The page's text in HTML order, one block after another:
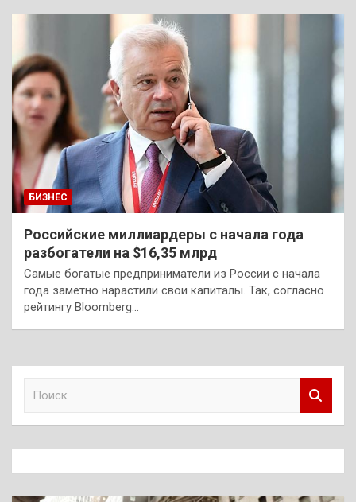
БИЗНЕС
Российские миллиардеры с начала года
разбогатели на $16,35 млрд
Самые богатые предприниматели из России с начала
года заметно нарастили свои капиталы. Так, согласно
рейтингу Bloomberg…
к